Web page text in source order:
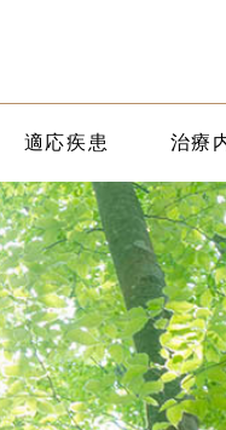
適応疾患 治療